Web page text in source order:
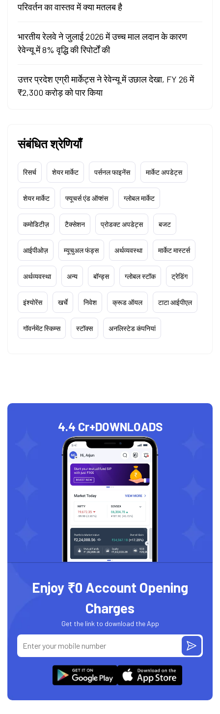
परिवर्तन का वास्तव में क्या मतलब है
भारतीय रेलवे ने जुलाई 2026 में उच्च माल लदान के कारण
रेवेन्यू में 8% वृद्धि की रिपोर्टों की
उत्तर प्रदेश एग्री मार्केट्स ने रेवेन्यू में उछाल देखा, FY 26 में
₹2,300 करोड़ को पार किया
संबंधित श्रेणियाँ
रिसर्च शेयर मार्केट पर्सनल फाइनेंस मार्केट अपडेट्स
शेयर मार्केट फ्यूचर्स एंड ऑप्शंस ग्लोबल मार्केट
कमोडिटीज़ टैक्सेशन प्रोडक्ट अपडेट्स बजट
आईपीओज़ म्यूचुअल फंड्स अर्थव्यवस्था मार्केट मास्टर्स
अर्थव्यवस्था अन्य बॉन्ड्स ग्लोबल स्टॉक ट्रेडिंग
इंश्योरेंस खर्चे निवेश क्रूड ऑयल टाटा आईपीएल
गॉवर्नमेंट स्किम्स स्टॉक्स अनलिस्टेड कंपनियां
4.4 Cr+DOWNLOADS
Enjoy ₹0 Account Opening
Charges
Get the link to download the App